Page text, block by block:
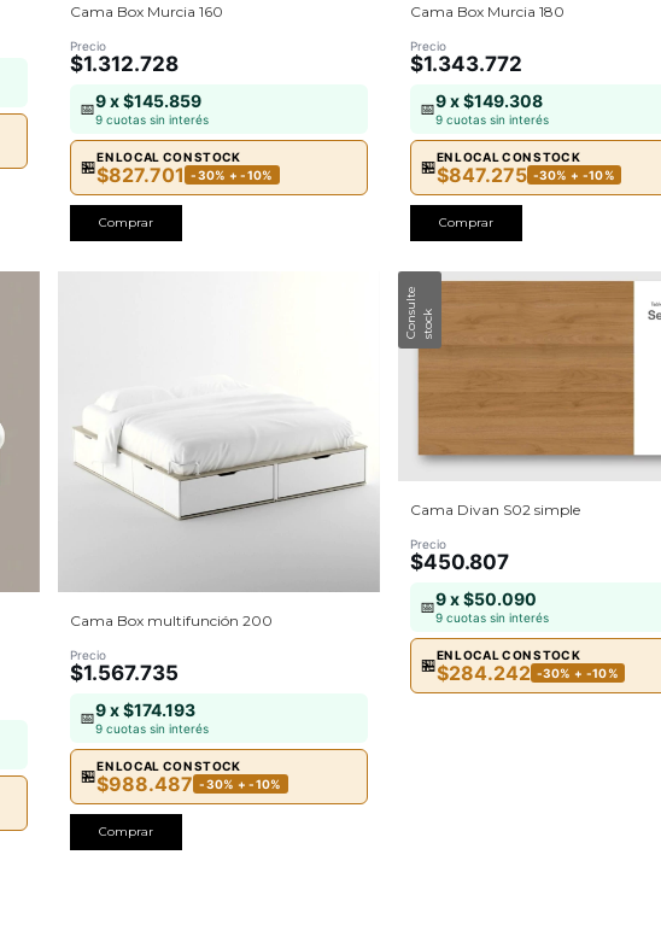
Cama Box Murcia 160
Precio
$1.312.728
📅9 x $145.859
9 cuotas sin interés
🏪
EN LOCAL CON STOCK
$827.701 -30% + -10%
Comprar
Cama Box Murcia 180
Precio
$1.343.772
📅9 x $149.308
9 cuotas sin interés
🏪
EN LOCAL CON STOCK
$847.275 -30% + -10%
Comprar
Cama Box multifunción 200
Precio
$1.567.735
📅9 x $174.193
9 cuotas sin interés
🏪
EN LOCAL CON STOCK
$988.487 -30% + -10%
Comprar
Cama Divan S02 simple
Precio
$450.807
📅9 x $50.090
9 cuotas sin interés
🏪
EN LOCAL CON STOCK
$284.242 -30% + -10%